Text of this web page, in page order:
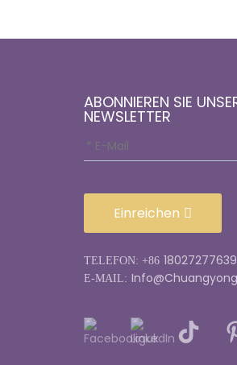
ABONNIEREN SIE
NEWSLETTER
Einreichen
TELEFON: +86 18027277639
E-MAIL: